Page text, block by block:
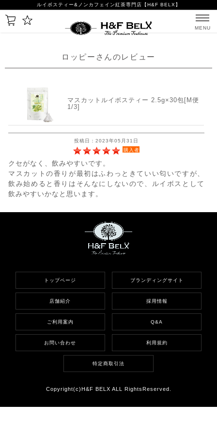
ルイボスティー&ノンカフェイン紅茶専門店【H&F BELX】
MENU
ロッピーさんのレビュー
マスカットルイボスティー 2.5g×30包[M便
1/3]
投稿日：2023年05月31日
購入者
クセがなく、飲みやすいです。
マスカットの香りが最初はふわっときていい匂いですが、
飲み始めると香りはそんなにしないので、ルイボスとして
飲みやすいかなと思います。
トップページ ブランディングサイト
店舗紹介 採用情報
ご利用案内 Q&A
お問い合わせ 利用規約
特定商取引法
Copyright(c)H&F BELX ALL RightsReserved.